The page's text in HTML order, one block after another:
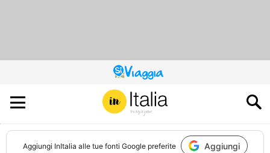
QUESTO
SITO
CONTRIBUISCE
ALL’AUDIENCE
DI
Aggiungi InItalia alle tue fonti Google preferite Aggiungi